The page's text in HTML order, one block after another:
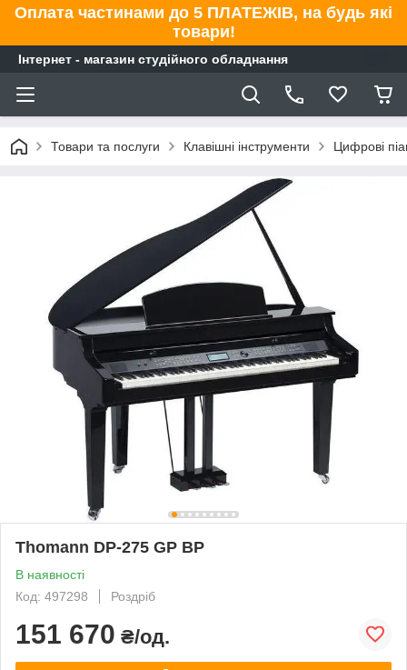
Оплата частинами до 5 ПЛАТЕЖІВ, на будь які
товари!
Інтернет - магазин студійного обладнання
Товари та послуги Клавішні інструменти Цифрові
Thomann DP-275 GP BP
В наявності
Код: 497298
Роздріб
151 670 ₴/од.